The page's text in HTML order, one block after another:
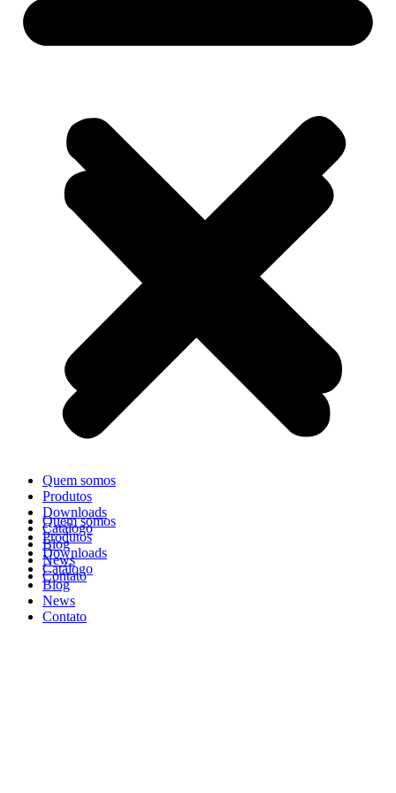
Quem somos
Produtos
Downloads
Catálogo
Blog
News
Contato
Quem somos
Produtos
Downloads
Catálogo
Blog
News
Contato